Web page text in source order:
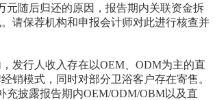
元随后归还的原因，报告期内关联资金拆
请保荐机构和申报会计师对此进行核查并
行人收入存在以OEM、ODM为主的直
销模式，同时对部分卫浴客户存在寄售。
充披露报告期内OEM/ODM/OBM以及直